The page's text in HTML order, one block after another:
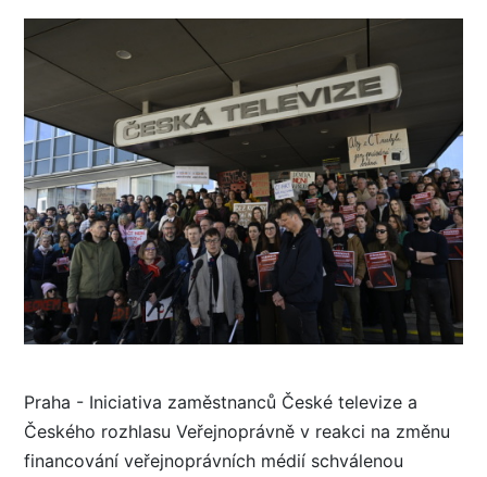
Praha - Iniciativa zaměstnanců České televize a
Českého rozhlasu Veřejnoprávně v reakci na změnu
financování veřejnoprávních médií schválenou